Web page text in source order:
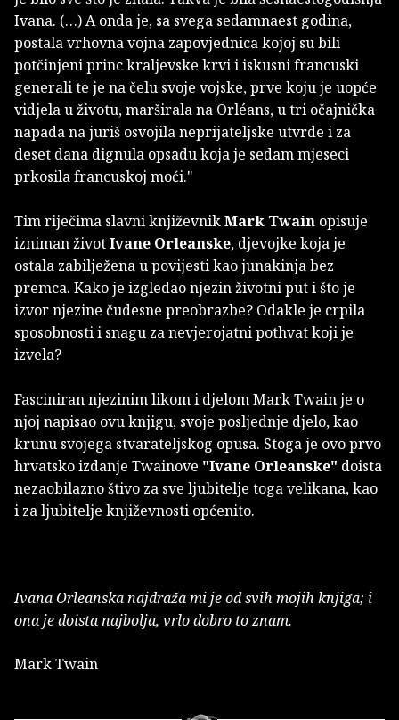
Ivana. (…) A onda je, sa svega sedamnaest godina,
postala vrhovna vojna zapovjednica kojoj su bili
potčinjeni princ kraljevske krvi i iskusni francuski
generali te je na čelu svoje vojske, prve koju je uopće
vidjela u životu, marširala na Orléans, u tri očajnička
napada na juriš osvojila neprijateljske utvrde i za
deset dana dignula opsadu koja je sedam mjeseci
prkosila francuskoj moći."
Tim riječima slavni književnikMark Twain opisuje
izniman životIvane Orleanske, djevojke koja je
ostala zabilježena u povijesti kao junakinja bez
premca. Kako je izgledao njezin životni put i što je
izvor njezine čudesne preobrazbe? Odakle je crpila
sposobnosti i snagu za nevjerojatni pothvat koji je
izvela?
Fasciniran njezinim likom i djelom Mark Twain je o
njoj napisao ovu knjigu, svoje posljednje djelo, kao
krunu svojega stvarateljskog opusa. Stoga je ovo prvo
hrvatsko izdanje Twainove "Ivane Orleanske" doista
nezaobilazno štivo za sve ljubitelje toga velikana, kao
i za ljubitelje književnosti općenito.
Ivana Orleanska najdraža mi je od svih mojih knjiga; i
ona je doista najbolja, vrlo dobro to znam.
Mark Twain